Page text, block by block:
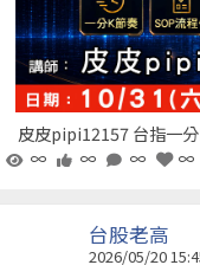
皮皮pipi12157 台指一分
∞
∞ ∞ ∞
台股老高
2026/05/20